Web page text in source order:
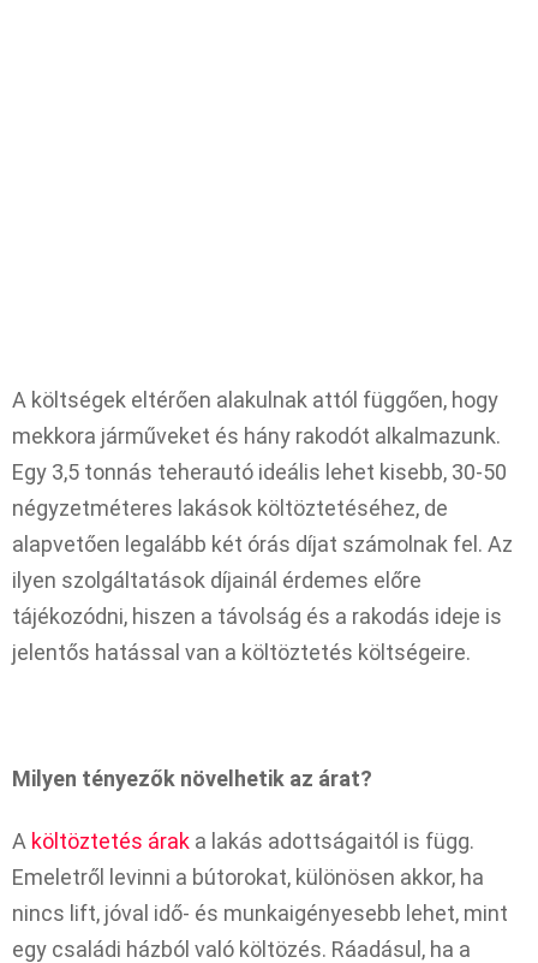
A költségek eltérően alakulnak attól függően, hogy
mekkora járműveket és hány rakodót alkalmazunk.
Egy 3,5 tonnás teherautó ideális lehet kisebb, 30-50
négyzetméteres lakások költöztetéséhez, de
alapvetően legalább két órás díjat számolnak fel. Az
ilyen szolgáltatások díjainál érdemes előre
tájékozódni, hiszen a távolság és a rakodás ideje is
jelentős hatással van a költöztetés költségeire.
Milyen tényezők növelhetik az árat?
A költöztetés árak a lakás adottságaitól is függ.
Emeletről levinni a bútorokat, különösen akkor, ha
nincs lift, jóval idő- és munkaigényesebb lehet, mint
egy családi házból való költözés. Ráadásul, ha a